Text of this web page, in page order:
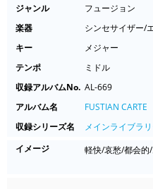
ジャンル
フュージョン
楽器
シンセサイザー/
キー
メジャー
テンポ
ミドル
収録アルバムNo. AL-669
アルバム名
FUSTIAN CARTE
収録シリーズ名
メインライブラ
イメージ
軽快/哀愁/都会的